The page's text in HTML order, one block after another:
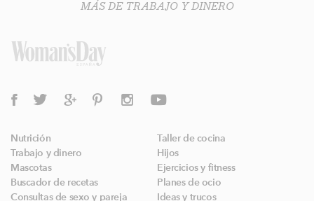
MÁS DE TRABAJO Y DINERO
Nutrición
Taller de cocina
Trabajo y dinero
Hijos
Mascotas
Ejercicios y fitness
Buscador de recetas
Planes de ocio
Consultas de sexo y pareja
Ideas y trucos